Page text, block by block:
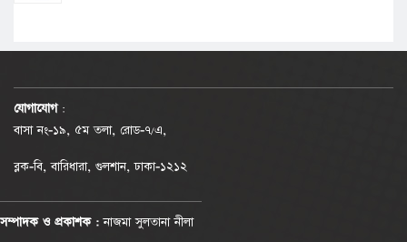
যোগাযোগ :
বাসা নং-১৯, ৫ম তলা, রোড-৭/এ,
ব্লক-বি, বারিধারা, গুলশান, ঢাকা-১২১২
সম্পাদক ও প্রকাশক :নাজমা সুলতানা নীলা